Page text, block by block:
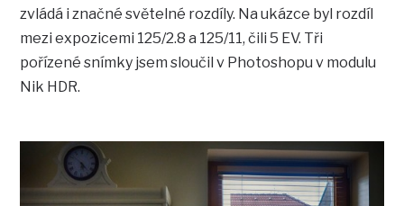
zvládá i značné světelné rozdíly. Na ukázce byl rozdíl
mezi expozicemi 125/2.8 a 125/11, čili 5 EV. Tři
pořízené snímky jsem sloučil v Photoshopu v modulu
Nik HDR.